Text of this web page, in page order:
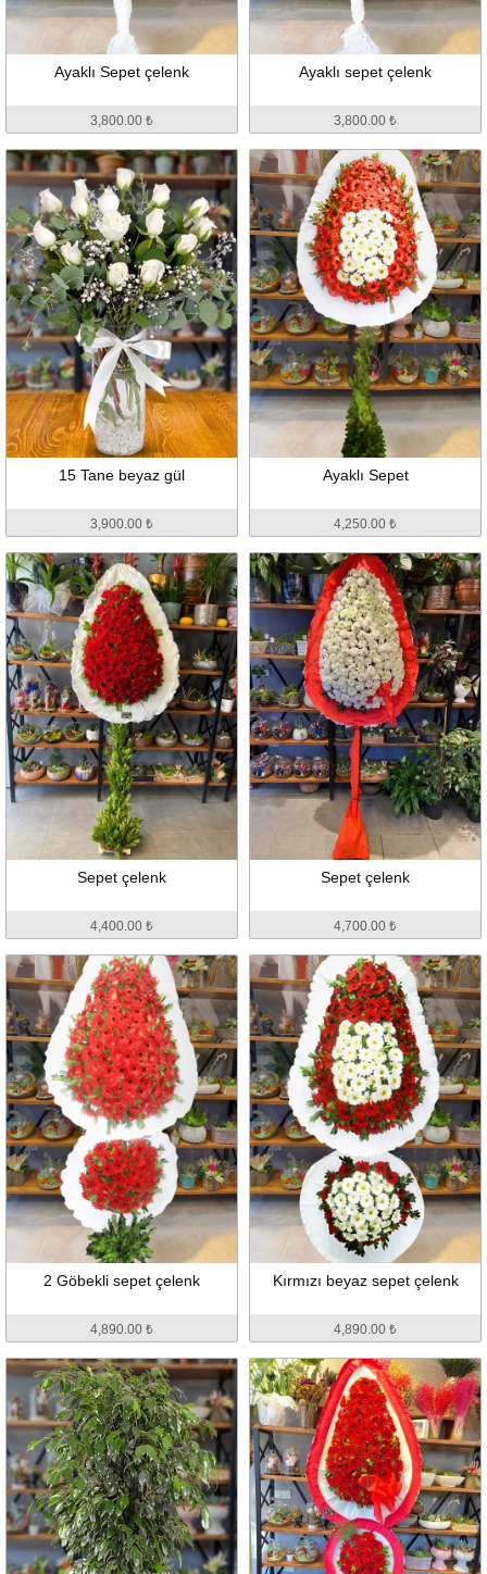
Ayaklı Sepet çelenk
3,800.00 ₺
Ayaklı sepet çelenk
3,800.00 ₺
15 Tane beyaz gül
3,900.00 ₺
Ayaklı Sepet
4,250.00 ₺
Sepet çelenk
4,400.00 ₺
Sepet çelenk
4,700.00 ₺
2 Göbekli sepet çelenk
4,890.00 ₺
Kırmızı beyaz sepet çelenk
4,890.00 ₺